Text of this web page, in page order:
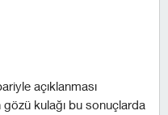
açıklanması
kulağı bu sonuçlarda